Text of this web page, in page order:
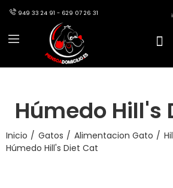
949 33 24 91 - 629 07 26 31
Húmedo Hill's
Inicio Gatos Alimentacion Gato
Húmedo Hill's Diet Cat